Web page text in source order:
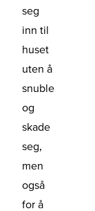
seg
inn til
huset
uten å
snuble
og
skade
seg,
men
også
for å